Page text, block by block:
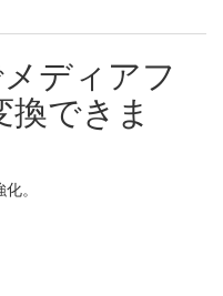
ディアフ
換できま
。